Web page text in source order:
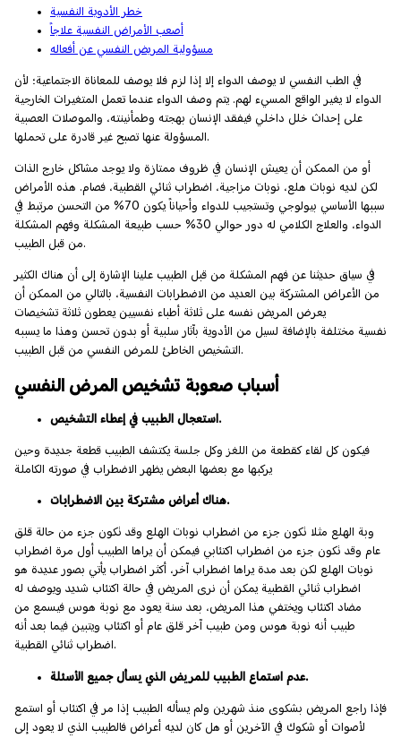
خطر الأدوية النفسية
أصعب الأمراض النفسية علاجاً
مسؤولية المريض النفسي عن أفعاله
في الطب النفسي لا يوصف الدواء إلا إذا لزم فلا يوصف للمعاناة الاجتماعية؛ لأن
الدواء لا يغير الواقع المسيء لهم. يتم وصف الدواء عندما تعمل المتغيرات الخارجية
على إحداث خلل داخلي فيفقد الإنسان بهجته وطمأنينته، والموصلات العصبية
المسؤولة عنها تصبح غير قادرة على تحملها.
أو من الممكن أن يعيش الإنسان في ظروف ممتازة ولا يوجد مشاكل خارج الذات
لكن لديه نوبات هلع، نوبات مزاجية، اضطراب ثنائي القطبية، فصام. هذه الأمراض
سببها الأساسي بيولوجي وتستجيب للدواء وأحياناً يكون 70% من التحسن مرتبط في
الدواء، والعلاج الكلامي له دور حوالي 30% حسب طبيعة المشكلة وفهم المشكلة
من قبل الطبيب.
في سياق حديثنا عن فهم المشكلة من قبل الطبيب علينا الإشارة إلى أن هناك الكثير
من الأعراض المشتركة بين العديد من الاضطرابات النفسية، بالتالي من الممكن أن
يعرض المريض نفسه على ثلاثة أطباء نفسيين يعطون ثلاثة تشخيصات
نفسية مختلفة بالإضافة لسيل من الأدوية بآثار سلبية أو بدون تحسن وهذا ما يسببه
التشخيص الخاطئ للمرض النفسي من قبل الطبيب.
أسباب صعوبة تشخيص المرض النفسي
استعجال الطبيب في إعطاء التشخيص.
فيكون كل لقاء كقطعة من اللغز وكل جلسة يكتشف الطبيب قطعة جديدة وحين
يركبها مع بعضها البعض يظهر الاضطراب في صورته الكاملة
هناك أعراض مشتركة بين الاضطرابات.
وبة الهلع مثلا تكون جزء من اضطراب نوبات الهلع وقد تكون جزء من حالة قلق
عام وقد تكون جزء من اضطراب اكتئابي فيمكن أن يراها الطبيب أول مرة اضطراب
نوبات الهلع لكن بعد مدة يراها اضطراب آخر، أكثر اضطراب يأتي بصور عديدة هو
اضطراب ثنائي القطبية يمكن أن نرى المريض في حالة اكتئاب شديد ويوصف له
مضاد اكتئاب ويختفي هذا المريض، بعد سنة يعود مع نوبة هوس فيسمع من
طبيب أنه نوبة هوس ومن طبيب آخر قلق عام أو اكتئاب ويتبين فيما بعد أنه
اضطراب ثنائي القطبية.
عدم استماع الطبيب للمريض الذي يسأل جميع الأسئلة.
فإذا راجع المريض بشكوى منذ شهرين ولم يسأله الطبيب إذا مر في اكتئاب أو استمع
لأصوات أو شكوك في الآخرين أو هل كان لديه أعراض فالطبيب الذي لا يعود إلى